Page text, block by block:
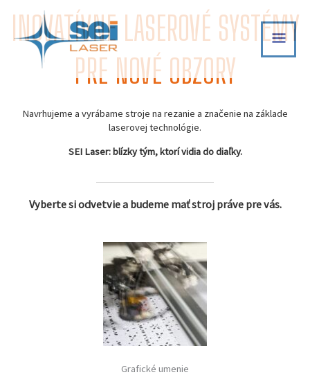
content
INOVATÍVNE LASEROVÉ SYSTÉMY
PRE NOVÉ OBZORY
Navrhujeme a vyrábame stroje na rezanie a značenie na základe
laserovej technológie.
SEI Laser: blízky tým, ktorí vidia do diaľky.
Vyberte si odvetvie a budeme mať stroj práve pre vás.
Grafické umenie